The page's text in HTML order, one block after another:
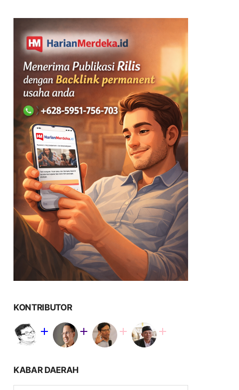
KONTRIBUTOR
KABAR DAERAH